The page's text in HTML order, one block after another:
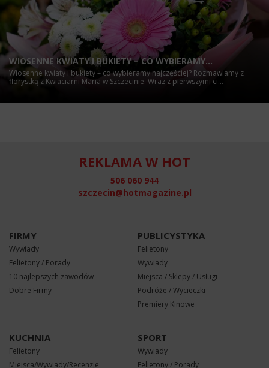
WIOSENNE KWIATY I BUKIETY – CO WYBIERAMY...
Wiosenne kwiaty i bukiety – co wybieramy najczęściej? Rozmawiamy z
florystką z Kwiaciarni Maria w Szczecinie. Wraz z pierwszymi ci...
REKLAMA W HOT
506 060 944
szczecin@hotmagazine.pl
FIRMY
Wywiady
Felietony / Porady
10 najlepszych zawodów
Dobre Firmy
PUBLICYSTYKA
Felietony
Wywiady
Miejsca / Sklepy / Usługi
Podróże / Wycieczki
Premiery Kinowe
KUCHNIA
Felietony
Miejsca/Wywiady/Recenzje
SPORT
Wywiady
Felietony / Porady